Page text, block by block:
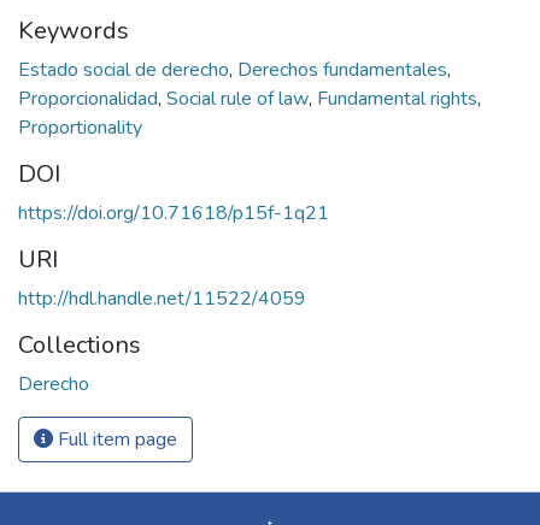
Keywords
Estado social de derecho, Derechos fundamentales,
Proporcionalidad, Social rule of law, Fundamental rights,
Proportionality
DOI
https://doi.org/10.71618/p15f-1q21
URI
http://hdl.handle.net/11522/4059
Collections
Derecho
Full item page